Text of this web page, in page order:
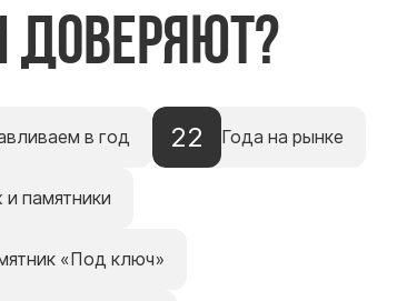
в год 22 Года на рынке
памятники
«Под ключ»